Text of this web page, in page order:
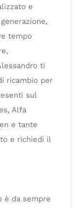
e
tempo
ti
ricambio per
sul
Alfa
e tante
e richiedi il
è da sempre